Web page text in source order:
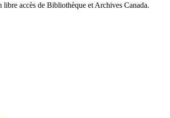
libre accès de Bibliothèque et Archives Canada.